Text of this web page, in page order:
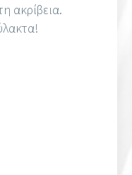
ακρίβεια.